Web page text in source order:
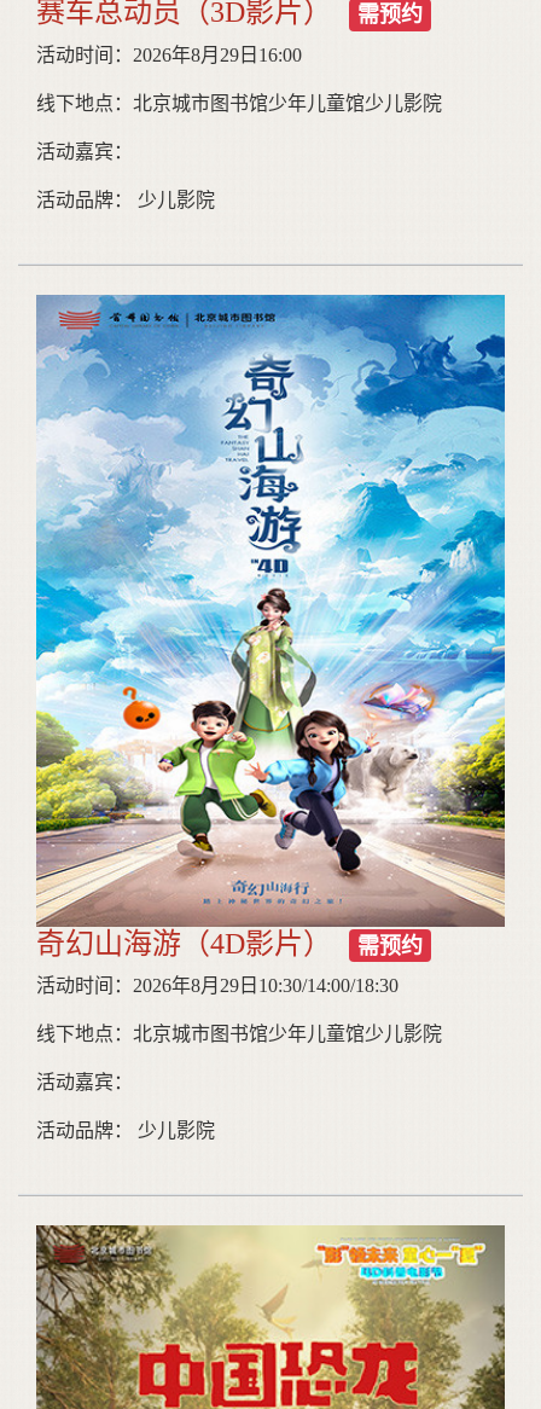
赛车总动员（3D影片） 需预约
活动时间：2026年8月29日16:00
线下地点：北京城市图书馆少年儿童馆少儿影院
活动嘉宾：
活动品牌： 少儿影院
奇幻山海游（4D影片） 需预约
活动时间：2026年8月29日10:30/14:00/18:30
线下地点：北京城市图书馆少年儿童馆少儿影院
活动嘉宾：
活动品牌： 少儿影院